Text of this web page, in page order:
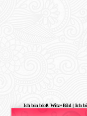
Ich bin bloß Witz+Bild | Ich